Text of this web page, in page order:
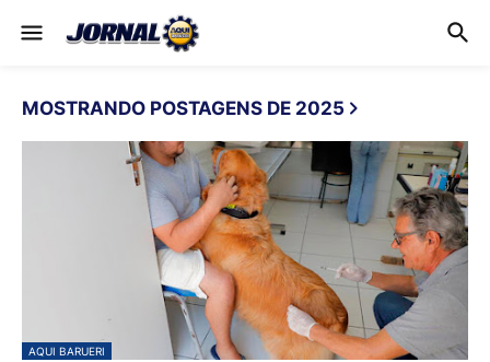
MOSTRANDO POSTAGENS DE 2025
AQUI BARUERI